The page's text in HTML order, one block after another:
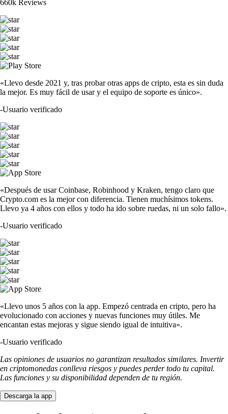
660k Reviews
«Llevo desde 2021 y, tras probar otras apps de cripto, esta es sin duda
la mejor. Es muy fácil de usar y el equipo de soporte es único».
-Usuario verificado
«Después de usar Coinbase, Robinhood y Kraken, tengo claro que
Crypto.com es la mejor con diferencia. Tienen muchísimos tokens.
Llevo ya 4 años con ellos y todo ha ido sobre ruedas, ni un solo fallo».
-Usuario verificado
«Llevo unos 5 años con la app. Empezó centrada en cripto, pero ha
evolucionado con acciones y nuevas funciones muy útiles. Me
encantan estas mejoras y sigue siendo igual de intuitiva».
-Usuario verificado
Las opiniones de usuarios no garantizan resultados similares. Invertir
en criptomonedas conlleva riesgos y puedes perder todo tu capital.
Las funciones y su disponibilidad dependen de tu región.
Descarga la app